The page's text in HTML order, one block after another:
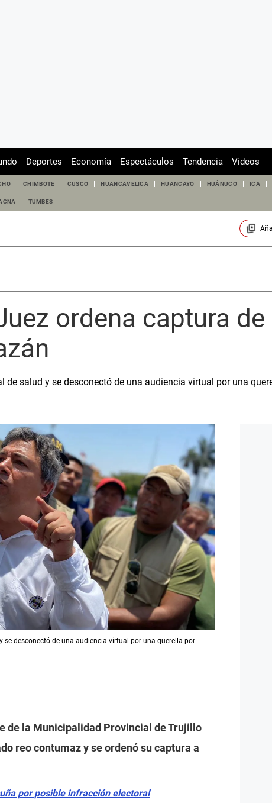
Deportes Economía Espectáculos Tendencia Videos
CHIMBOTE CUSCO HUANCAVELICA HUANCAYO HUÁNUCO ICA
TUMBES
ordena captura
de salud y se desconectó de una audiencia virtual por una
se desconectó de una audiencia virtual por una querella por
de la Municipalidad Provincial de Trujillo
reo contumaz y se ordenó su captura a
por posible infracción electoral